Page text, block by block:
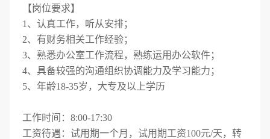
【岗位要求】
1、认真工作，听从安排；
2、有财务相关工作经验；
3、熟悉办公室工作流程，熟练运用办公软件；
4、具备较强的沟通组织协调能力及学习能力；
5、年龄18-35岁，大专及以上学历
工作时间：8:00-17:30
工资待遇：试用期一个月，试用期工资100元/天，转